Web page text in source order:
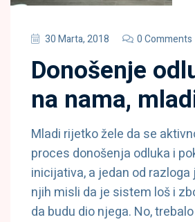
30 Marta, 2018 0 Comments
Donošenje
na nama,
Mladi rijetko žele da se
proces donošenja odluka i
inicijativa, a jedan od razloga
njih misli da je sistem loš i
da budu dio njega. No,